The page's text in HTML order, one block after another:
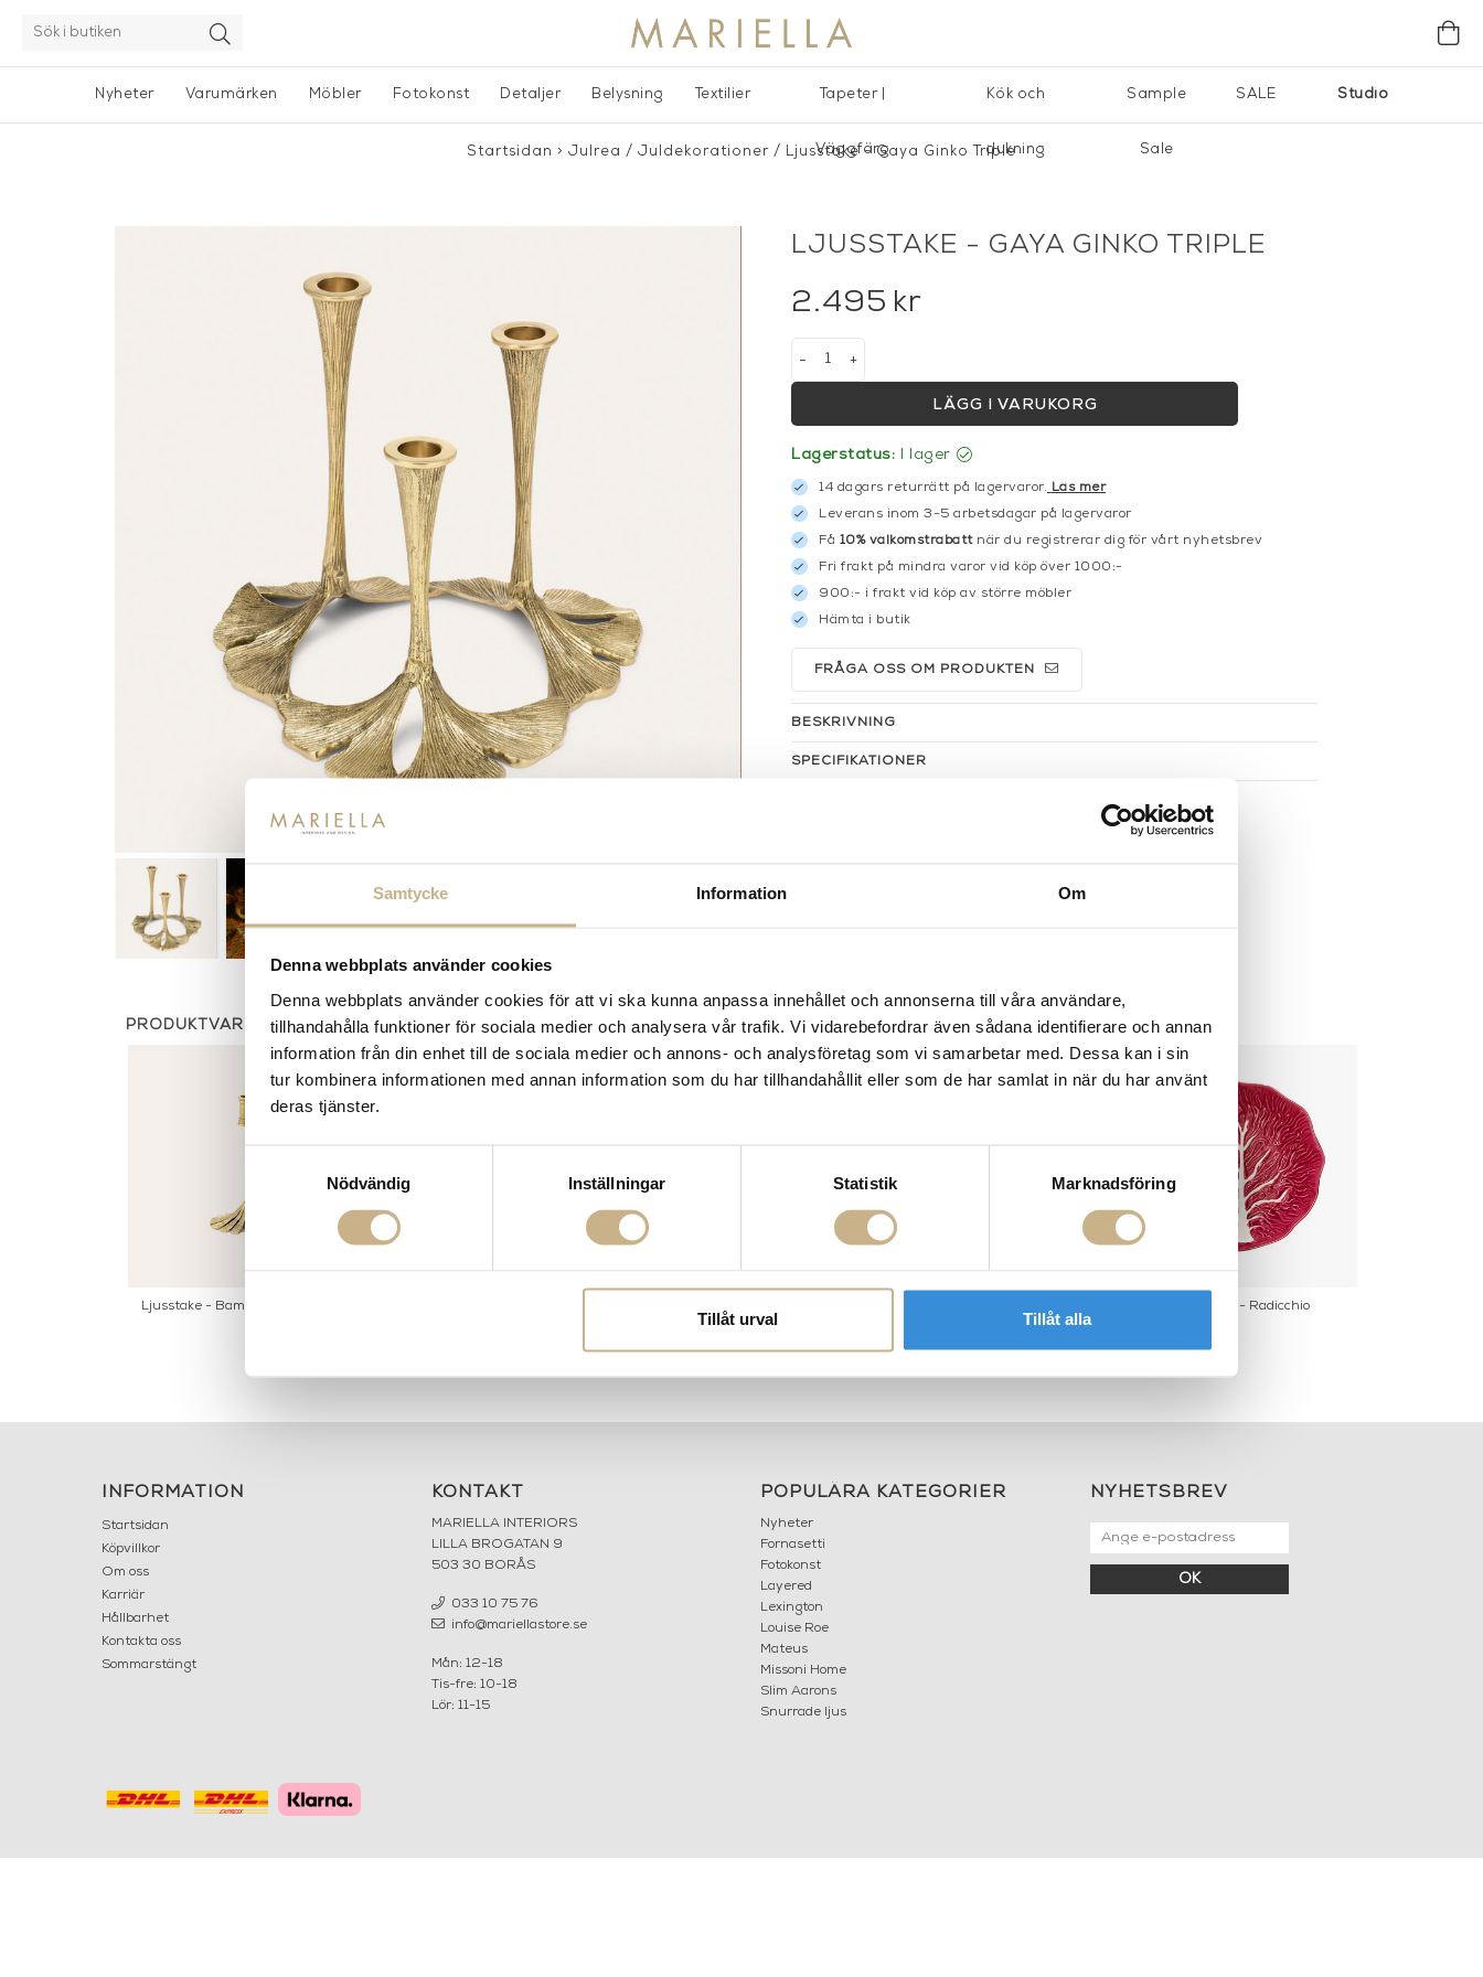
Samtycke Information Om
Denna webbplats använder cookies
Denna webbplats använder cookies för att vi ska kunna anpassa innehållet och annonserna till våra användare,
tillhandahålla funktioner för sociala medier och analysera vår trafik. Vi vidarebefordrar även sådana identifierare och annan
information från din enhet till de sociala medier och annons- och analysföretag som vi samarbetar med. Dessa kan i sin
tur kombinera informationen med annan information som du har tillhandahållit eller som de har samlat in när du har använt
deras tjänster.
Nödvändig
Inställningar Statistik Marknadsföring
Tillåt urval Tillåt alla
Nyheter Studio
Varumärken Möbler Fotokonst Detaljer Belysning Textilier Tapeter |
Väggfärg
Kök och
dukning
Sample
Sale
SALE
Startsidan > Julrea / Juldekorationer / Ljusstake - Gaya Ginko Triple
LJUSSTAKE - GAYA GINKO TRIPLE
2.495 kr
+
-
LÄGG I VARUKORG
Lagerstatus: I lager
14 dagars returrätt på lagervaror. Läs mer
Leverans inom 3-5 arbetsdagar på lagervaror
Få 10% välkomstrabattnär du registrerar dig för vårt nyhetsbrev
Fri frakt på mindra varor vid köp över 1000:-
900:- i frakt vid köp av större möbler
Hämta i butik
FRÅGA OSS OM PRODUKTEN
BESKRIVNING
SPECIFIKATIONER
PRODUKTVARIANTER
Ljusstake - Bamboo Candle Holder Salladsskål - Radicchio
INFORMATION
Startsidan
Köpvillkor
Om oss
Karriär
Hållbarhet
Kontakta oss
Sommarstängt
KONTAKT
MARIELLA INTERIORS
LILLA BROGATAN 9
503 30 BORÅS
033 10 75 76
info@mariellastore.se
Mån: 12-18
Tis-fre: 10-18
Lör: 11-15
POPULÄRA KATEGORIER
Nyheter
Fornasetti
Fotokonst
Layered
Lexington
Louise Roe
Mateus
Missoni Home
Slim Aarons
Snurrade ljus
NYHETSBREV
OK